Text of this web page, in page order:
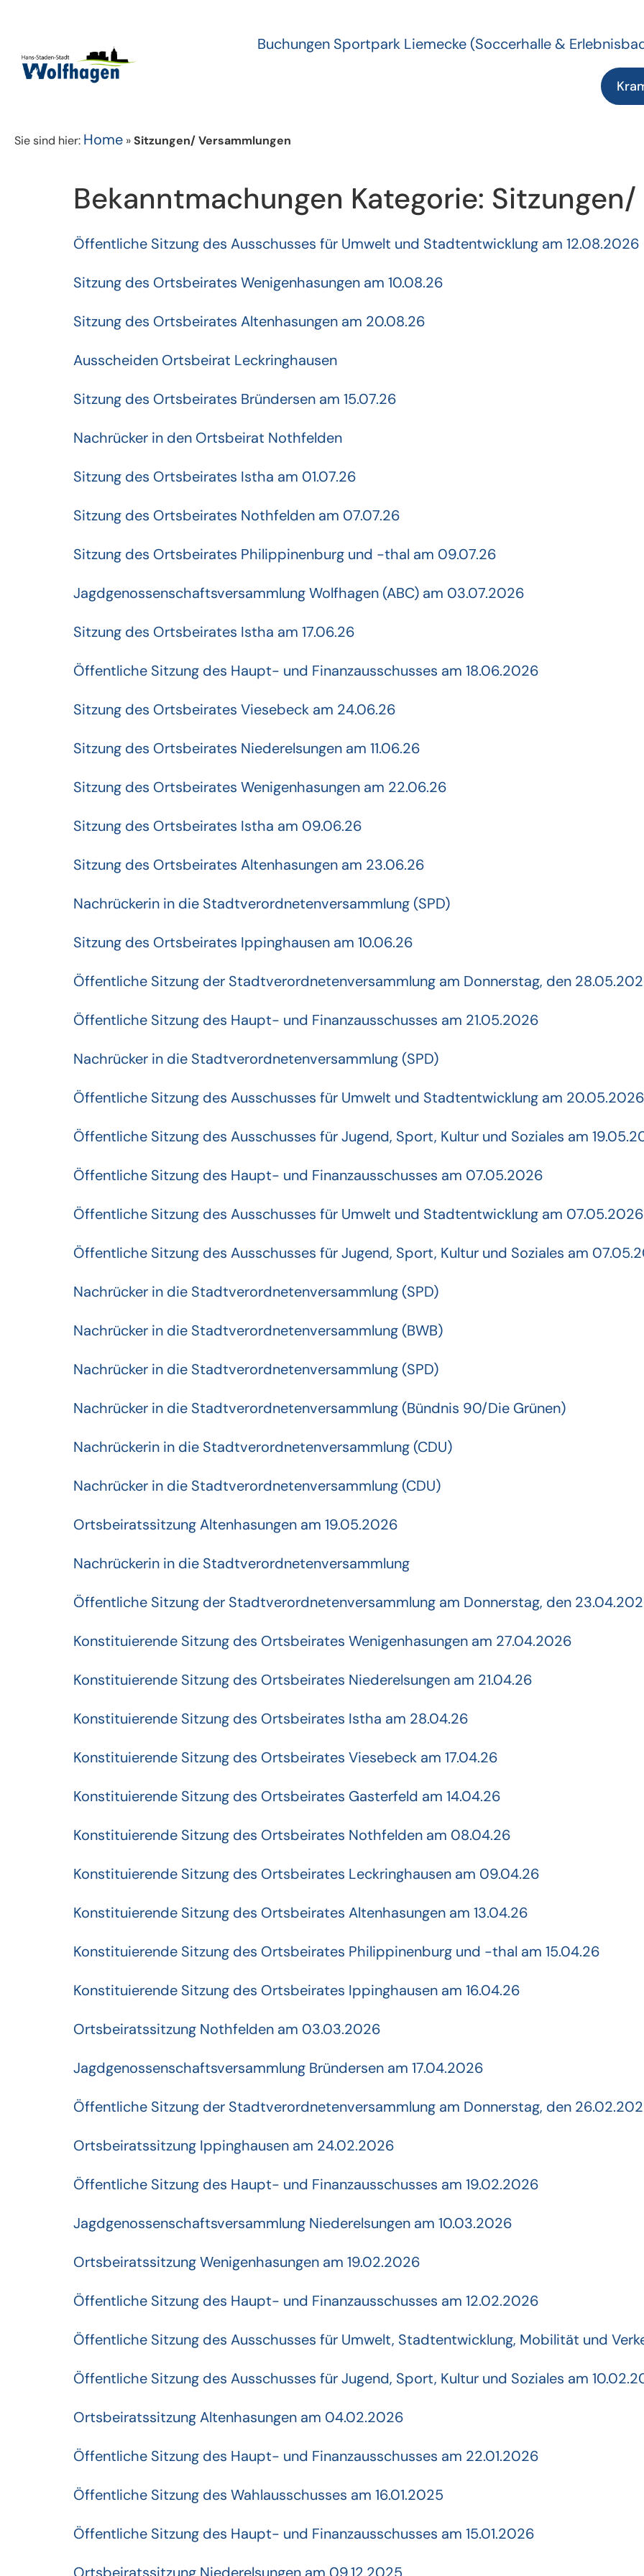
Buchungen Sportpark Liemecke (Soccerhalle &
Sie sind hier: Home »Sitzungen/ Versammlungen
Bekanntmachungen Kategorie: Sitzungen/
Öffentliche Sitzung des Ausschusses für Umwelt und Stadtentwicklung am 12.08.2026
Sitzung des Ortsbeirates Wenigenhasungen am 10.08.26
Sitzung des Ortsbeirates Altenhasungen am 20.08.26
Ausscheiden Ortsbeirat Leckringhausen
Sitzung des Ortsbeirates Bründersen am 15.07.26
Nachrücker in den Ortsbeirat Nothfelden
Sitzung des Ortsbeirates Istha am 01.07.26
Sitzung des Ortsbeirates Nothfelden am 07.07.26
Sitzung des Ortsbeirates Philippinenburg und -thal am 09.07.26
Jagdgenossenschaftsversammlung Wolfhagen (ABC) am 03.07.2026
Sitzung des Ortsbeirates Istha am 17.06.26
Öffentliche Sitzung des Haupt- und Finanzausschusses am 18.06.2026
Sitzung des Ortsbeirates Viesebeck am 24.06.26
Sitzung des Ortsbeirates Niederelsungen am 11.06.26
Sitzung des Ortsbeirates Wenigenhasungen am 22.06.26
Sitzung des Ortsbeirates Istha am 09.06.26
Sitzung des Ortsbeirates Altenhasungen am 23.06.26
Nachrückerin in die Stadtverordnetenversammlung (SPD)
Sitzung des Ortsbeirates Ippinghausen am 10.06.26
Öffentliche Sitzung der Stadtverordnetenversammlung am Donnerstag, den
Öffentliche Sitzung des Haupt- und Finanzausschusses am 21.05.2026
Nachrücker in die Stadtverordnetenversammlung (SPD)
Öffentliche Sitzung des Ausschusses für Umwelt und Stadtentwicklung am 20.05.2026
Öffentliche Sitzung des Ausschusses für Jugend, Sport, Kultur und Soziales am
Öffentliche Sitzung des Haupt- und Finanzausschusses am 07.05.2026
Öffentliche Sitzung des Ausschusses für Umwelt und Stadtentwicklung am 07.05.2026
Öffentliche Sitzung des Ausschusses für Jugend, Sport, Kultur und Soziales am
Nachrücker in die Stadtverordnetenversammlung (SPD)
Nachrücker in die Stadtverordnetenversammlung (BWB)
Nachrücker in die Stadtverordnetenversammlung (SPD)
Nachrücker in die Stadtverordnetenversammlung (Bündnis 90/Die Grünen)
Nachrückerin in die Stadtverordnetenversammlung (CDU)
Nachrücker in die Stadtverordnetenversammlung (CDU)
Ortsbeiratssitzung Altenhasungen am 19.05.2026
Nachrückerin in die Stadtverordnetenversammlung
Öffentliche Sitzung der Stadtverordnetenversammlung am Donnerstag, den
Konstituierende Sitzung des Ortsbeirates Wenigenhasungen am 27.04.2026
Konstituierende Sitzung des Ortsbeirates Niederelsungen am 21.04.26
Konstituierende Sitzung des Ortsbeirates Istha am 28.04.26
Konstituierende Sitzung des Ortsbeirates Viesebeck am 17.04.26
Konstituierende Sitzung des Ortsbeirates Gasterfeld am 14.04.26
Konstituierende Sitzung des Ortsbeirates Nothfelden am 08.04.26
Konstituierende Sitzung des Ortsbeirates Leckringhausen am 09.04.26
Konstituierende Sitzung des Ortsbeirates Altenhasungen am 13.04.26
Konstituierende Sitzung des Ortsbeirates Philippinenburg und -thal am 15.04.26
Konstituierende Sitzung des Ortsbeirates Ippinghausen am 16.04.26
Ortsbeiratssitzung Nothfelden am 03.03.2026
Jagdgenossenschaftsversammlung Bründersen am 17.04.2026
Öffentliche Sitzung der Stadtverordnetenversammlung am Donnerstag, den
Ortsbeiratssitzung Ippinghausen am 24.02.2026
Öffentliche Sitzung des Haupt- und Finanzausschusses am 19.02.2026
Jagdgenossenschaftsversammlung Niederelsungen am 10.03.2026
Ortsbeiratssitzung Wenigenhasungen am 19.02.2026
Öffentliche Sitzung des Haupt- und Finanzausschusses am 12.02.2026
Öffentliche Sitzung des Ausschusses für Umwelt, Stadtentwicklung, Mobilität und
Öffentliche Sitzung des Ausschusses für Jugend, Sport, Kultur und Soziales am
Ortsbeiratssitzung Altenhasungen am 04.02.2026
Öffentliche Sitzung des Haupt- und Finanzausschusses am 22.01.2026
Öffentliche Sitzung des Wahlausschusses am 16.01.2025
Öffentliche Sitzung des Haupt- und Finanzausschusses am 15.01.2026
Ortsbeiratssitzung Niederelsungen am 09.12.2025